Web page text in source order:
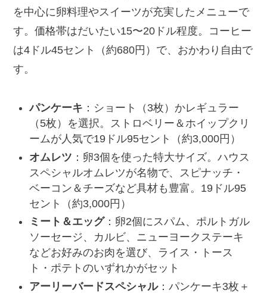
を中心に卵料理やスイーツが充実したメニューで
す。価格帯はだいたい15〜20ドル程度。コーヒー
は4ドル45セント（約680円）で、おかわり自由で
す。
パンケーキ ：ショート（3枚）かレギュラー
（5枚）を選択。ストロベリー＆ホイップクリ
ームが人気で19ドル95セント（約3,000円）
オムレツ ：卵3個を使った特大サイズ。ハウス
スペシャルオムレツが名物で、スピナッチ・
ベーコン＆チーズなど具材も豊富。19ドル95
セント（約3,000円）
ミート＆エッグ：卵2個にスパム、ポルトガル
ソーセージ、カルビ、ニューヨークステーキ
などお好みのお肉を選び、ライス・トース
ト・ポテトのいずれかがセット
アーリーバードスペシャル：パンケーキ3枚＋